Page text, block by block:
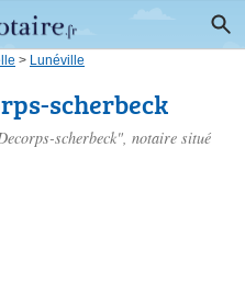
> Lunéville
scherbeck
scherbeck", notaire situé